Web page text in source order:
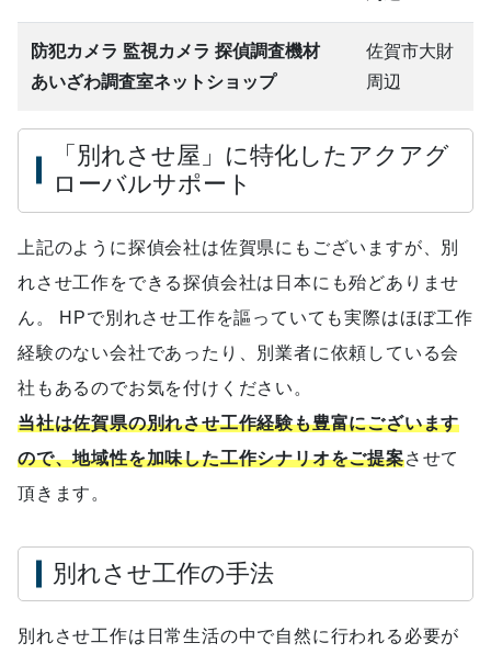
防犯カメラ 監視カメラ 探偵調査機材
あいざわ調査室ネットショップ
佐賀市大財
周辺
「別れさせ屋」に特化したアクアグ
ローバルサポート
上記のように探偵会社は佐賀県にもございますが、別
れさせ工作をできる探偵会社は日本にも殆どありませ
ん。 HPで別れさせ工作を謳っていても実際はほぼ工作
経験のない会社であったり、別業者に依頼している会
社もあるのでお気を付けください。
当社は佐賀県の別れさせ工作経験も豊富にございます
ので、地域性を加味した工作シナリオをご提案させて
頂きます。
別れさせ工作の手法
別れさせ工作は日常生活の中で自然に行われる必要が